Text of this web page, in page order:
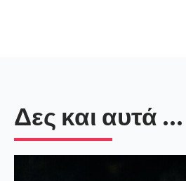
Δες και αυτά ...